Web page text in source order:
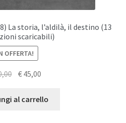
La storia, l’aldilà, il destino (13
scaricabili)
OFFERTA!
originale
€ 45,00
attuale
al carrello